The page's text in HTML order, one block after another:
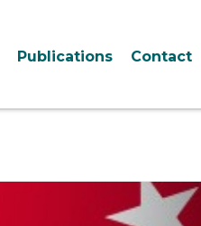
Publications Contact